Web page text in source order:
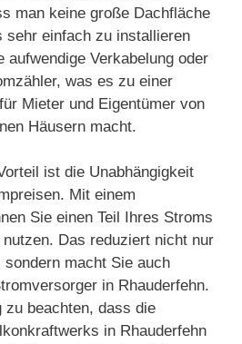
man keine große Dachfläche
sehr einfach zu installieren
aufwendige Verkabelung oder
was es zu einer
Mieter und Eigentümer von
Häusern macht.
ist die Unabhängigkeit
Mit einem
Sie einen Teil Ihres Stroms
Das reduziert nicht nur
macht Sie auch
in Rhauderfehn.
beachten, dass die
in Rhauderfehn